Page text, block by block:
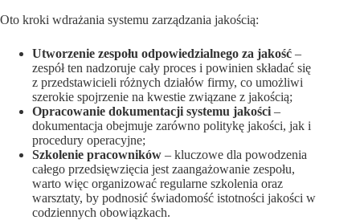
Oto kroki wdrażania systemu zarządzania jakością:
Utworzenie zespołu odpowiedzialnego za jakość –
zespół ten nadzoruje cały proces i powinien składać się
z przedstawicieli różnych działów firmy, co umożliwi
szerokie spojrzenie na kwestie związane z jakością;
Opracowanie dokumentacji systemu jakości –
dokumentacja obejmuje zarówno politykę jakości, jak i
procedury operacyjne;
Szkolenie pracowników – kluczowe dla powodzenia
całego przedsięwzięcia jest zaangażowanie zespołu,
warto więc organizować regularne szkolenia oraz
warsztaty, by podnosić świadomość istotności jakości w
codziennych obowiązkach.